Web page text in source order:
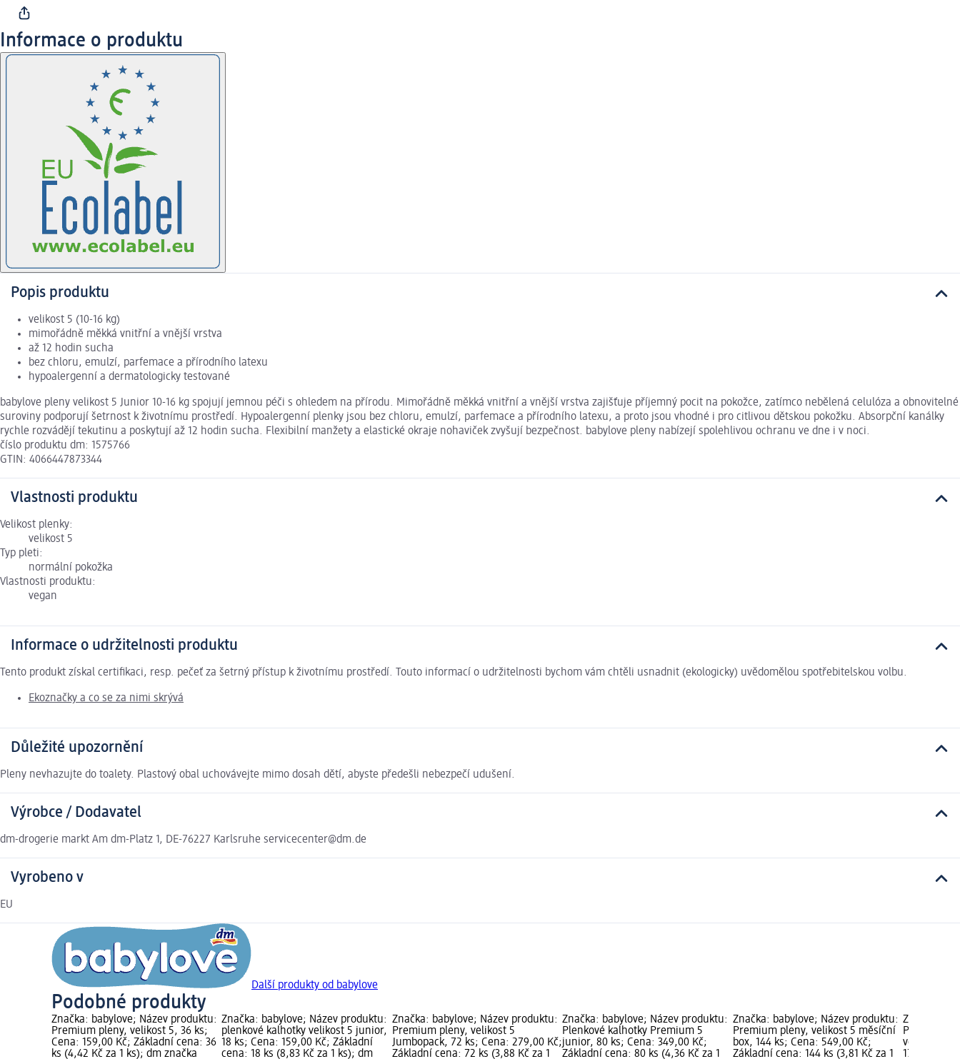
Informace o produktu
Popis produktu
velikost 5 (10-16 kg)
mimořádně měkká vnitřní a vnější vrstva
až 12 hodin sucha
bez chloru, emulzí, parfemace a přírodního latexu
hypoalergenní a dermatologicky testované
babylove pleny velikost 5 Junior 10-16 kg spojují jemnou péči s ohledem na přírodu. Mimořádně měkká vnitřní a vnější vrstva zajišťuje příjemný pocit na pokožce, zatímco nebělená celulóza a obnovitelné
suroviny podporují šetrnost k životnímu prostředí. Hypoalergenní plenky jsou bez chloru, emulzí, parfemace a přírodního latexu, a proto jsou vhodné i pro citlivou dětskou pokožku. Absorpční kanálky
rychle rozvádějí tekutinu a poskytují až 12 hodin sucha. Flexibilní manžety a elastické okraje nohaviček zvyšují bezpečnost. babylove pleny nabízejí spolehlivou ochranu ve dne i v noci.
číslo produktu dm: 1575766
GTIN: 4066447873344
Vlastnosti produktu
Velikost plenky:
velikost 5
Typ pleti:
normální pokožka
Vlastnosti produktu:
vegan
Informace o udržitelnosti produktu
Tento produkt získal certifikaci, resp. pečeť za šetrný přístup k životnímu prostředí. Touto informací o udržitelnosti bychom vám chtěli usnadnit (ekologicky) uvědomělou spotřebitelskou volbu.
Ekoznačky a co se za nimi skrývá
Důležité upozornění
Pleny nevhazujte do toalety. Plastový obal uchovávejte mimo dosah dětí, abyste předešli nebezpečí udušení.
Výrobce / Dodavatel
dm-drogerie markt Am dm-Platz 1, DE-76227 Karlsruhe servicecenter@dm.de
Vyrobeno v
EU
Další produkty od babylove
Podobné produkty
Značka: babylove; Název produktu:
Premium pleny, velikost 5, 36 ks;
Cena: 159,00 Kč; Základní cena: 36
ks (4,42 Kč za 1 ks); dm značka
Značka: babylove; Název produktu:
plenkové kalhotky velikost 5 junior,
18 ks; Cena: 159,00 Kč; Základní
cena: 18 ks (8,83 Kč za 1 ks); dm
Značka: babylove; Název produktu:
Premium pleny, velikost 5
Jumbopack, 72 ks; Cena: 279,00 Kč;
Základní cena: 72 ks (3,88 Kč za 1
Značka: babylove; Název produktu:
Plenkové kalhotky Premium 5
junior, 80 ks; Cena: 349,00 Kč;
Základní cena: 80 ks (4,36 Kč za 1
Značka: babylove; Název produktu:
Premium pleny, velikost 5 měsíční
box, 144 ks; Cena: 549,00 Kč;
Základní cena: 144 ks (3,81 Kč za 1
Značka:
Premium
velikost 5
179,00 Kč;